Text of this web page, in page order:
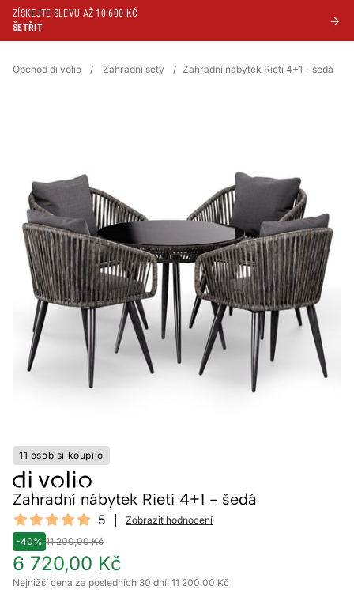
ZÍSKEJTE SLEVU AŽ 10 600 KČ
ŠETŘIT
Obchod di volio / Zahradní sety / Zahradní nábytek Rieti 4+1 - šedá
11 osob si koupilo
Zahradní nábytek Rieti 4+1 - šedá
Reviews
5 out of 5 stars 5
Zobrazit hodnocení
-40% 11 200,00 Kč
6 720,00 Kč
Nejnižší cena za posledních 30 dní: 11 200,00 Kč